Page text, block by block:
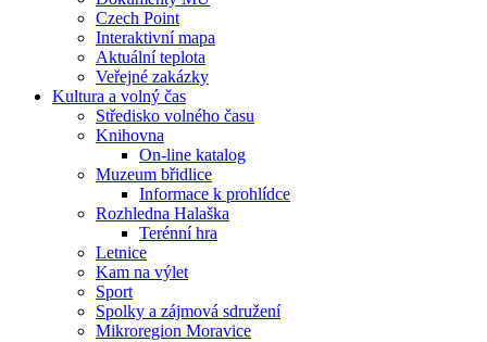
Czech Point
Interaktivní mapa
Aktuální teplota
Veřejné zakázky
Kultura a volný čas
Středisko volného času
Knihovna
On-line katalog
Muzeum břidlice
Informace k prohlídce
Rozhledna Halaška
Terénní hra
Letnice
Kam na výlet
Sport
Spolky a zájmová sdružení
Mikroregion Moravice